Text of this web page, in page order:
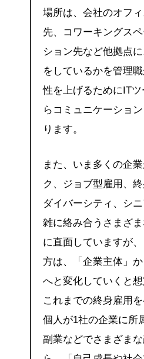
場所は、会社のオフ
先、コワーキングス
ション先など他拠点
をしているかを管理
性を上げるためにIT
らコミュニケーショ
ります。
また、いま多くの企
ク、ジョブ型雇用、終
ダイバーシティ、シ
雑に絡み合うさまざ
に直面していますが
方は、「企業主体」か
へと変化していくと想
これまでの終身雇用を
個人が1社の企業に所
副業などでさまざま